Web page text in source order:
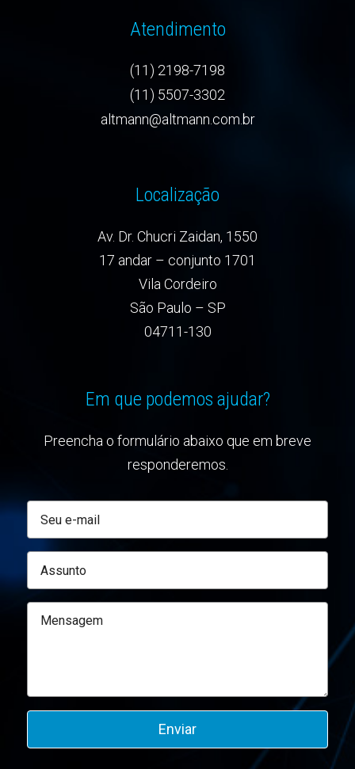
Atendimento
(11) 2198-7198
(11) 5507-3302
altmann@altmann.com.br
Localização
Av. Dr. Chucri Zaidan, 1550
17 andar – conjunto 1701
Vila Cordeiro
São Paulo – SP
04711-130
Em que podemos ajudar?
Preencha o formulário abaixo que em breve
responderemos.